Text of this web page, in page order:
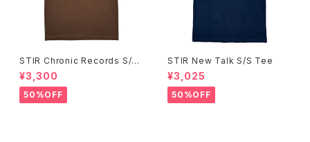
STIR Chronic Records S/S
Tee
¥3,300
50%OFF
STIR New Talk S/S Tee
¥3,025
50%OFF